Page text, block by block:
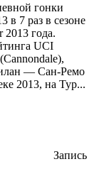
гонки
в 7 раз в сезоне
2013 года.
UCI
— Сан-Ремо
2013, на Тур...
Запись